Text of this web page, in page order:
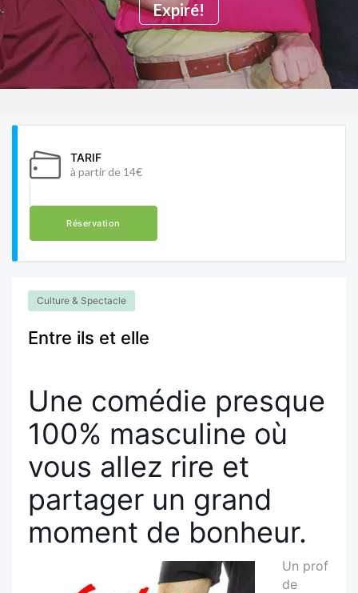
Expiré!
TARIF
à partir de 14€
Réservation
Culture & Spectacle
Entre ils et elle
Une comédie presque
100% masculine où
vous allez rire et
partager un grand
moment de bonheur.
Un prof
de